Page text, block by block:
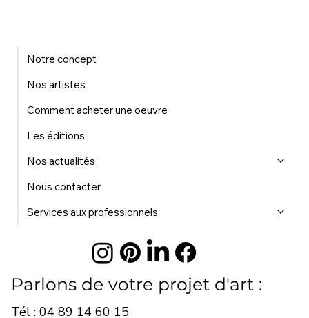
Parlons de votre projet d'art :
Tél : 04 89 14 60 15
Notre concept
Nos artistes
Comment acheter une oeuvre
Les éditions
Nos actualités
Nous contacter
Services aux professionnels